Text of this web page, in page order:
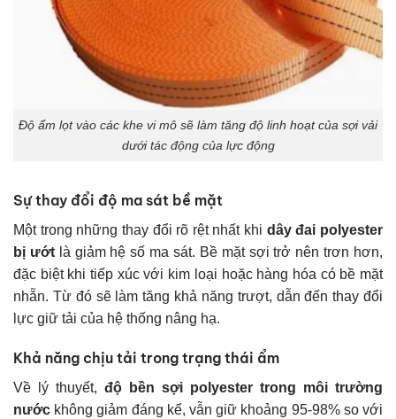
Độ ẩm lọt vào các khe vi mô sẽ làm tăng độ linh hoạt của sợi vải
dưới tác động của lực động
Sự thay đổi độ ma sát bề mặt
Một trong những thay đổi rõ rệt nhất khi dây đai polyester
bị ướtlà giảm hệ số ma sát. Bề mặt sợi trở nên trơn hơn,
đặc biệt khi tiếp xúc với kim loại hoặc hàng hóa có bề mặt
nhẵn. Từ đó sẽ làm tăng khả năng trượt, dẫn đến thay đổi
lực giữ tải của hệ thống nâng hạ.
Khả năng chịu tải trong trạng thái ẩm
Về lý thuyết, độ bền sợi polyester trong môi trường
nước không giảm đáng kể, vẫn giữ khoảng 95-98% so với